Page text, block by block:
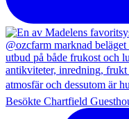
Besökte Chartfield